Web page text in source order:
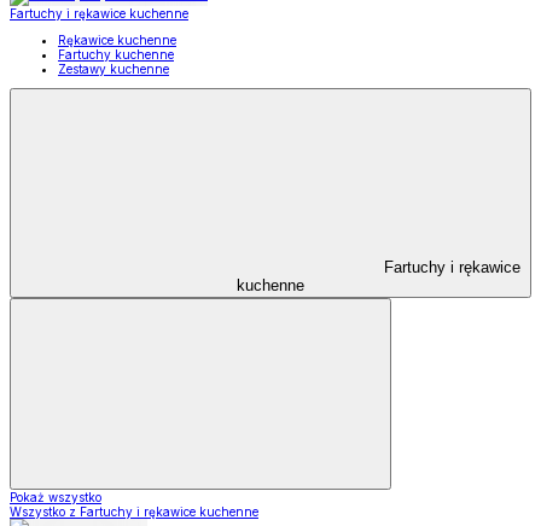
Fartuchy i rękawice kuchenne
Rękawice kuchenne
Fartuchy kuchenne
Zestawy kuchenne
Fartuchy i rękawice
kuchenne
Pokaż wszystko
Wszystko z Fartuchy i rękawice kuchenne